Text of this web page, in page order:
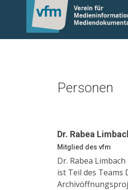
Personen
Dr. Rabea
Mitglied des vfm
Dr. Rabea
ist Teil des